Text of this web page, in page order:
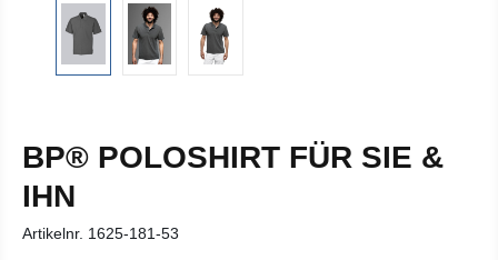
BP® POLOSHIRT FÜR SIE &
IHN
Artikelnr. 1625-181-53